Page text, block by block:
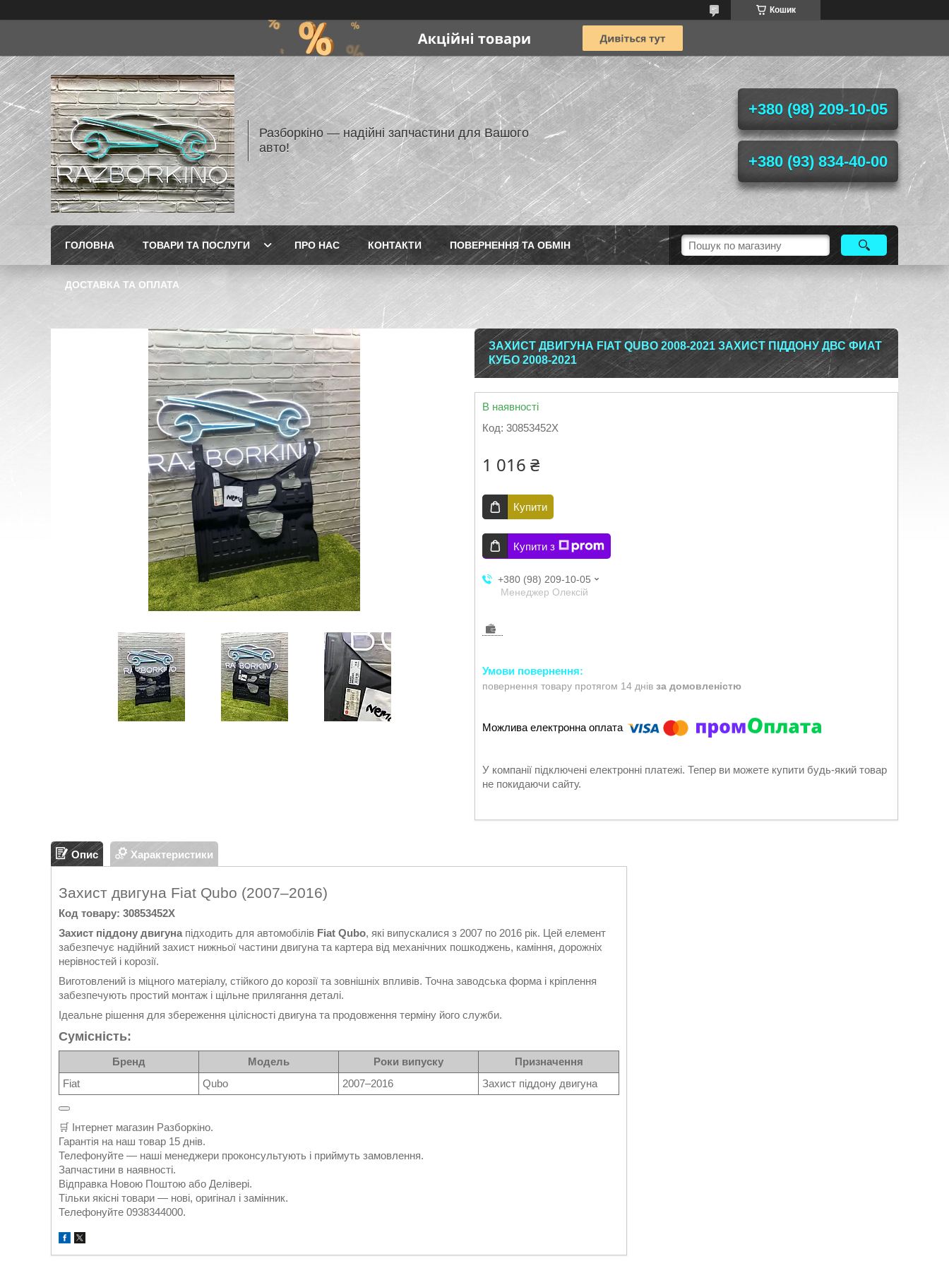
Кошик
Разборкіно — надійні запчастини для Вашого
авто!
+380 (98) 209-10-05
+380 (93) 834-40-00
ГОЛОВНА ТОВАРИ ТА ПОСЛУГИ ПРО НАС КОНТАКТИ ПОВЕРНЕННЯ ТА ОБМІН
ДОСТАВКА ТА ОПЛАТА
ЗАХИСТ ДВИГУНА FIAT QUBO 2008-2021 ЗАХИСТ ПІДДОНУ ДВС ФИАТ
КУБО 2008-2021
В наявності
Код: 30853452X
1 016 ₴
Купити
Купити з
+380 (98) 209-10-05
Менеджер Олексій
повернення товару протягом 14 днів за домовленістю
У компанії підключені електронні платежі. Тепер ви можете купити будь-який товар
не покидаючи сайту.
Опис Характеристики
Захист двигуна Fiat Qubo (2007–2016)
Код товару: 30853452X
Захист піддону двигуна підходить для автомобілів Fiat Qubo, які випускалися з 2007 по 2016 рік. Цей елемент
забезпечує надійний захист нижньої частини двигуна та картера від механічних пошкоджень, каміння, дорожніх
нерівностей і корозії.
Виготовлений із міцного матеріалу, стійкого до корозії та зовнішніх впливів. Точна заводська форма і кріплення
забезпечують простий монтаж і щільне прилягання деталі.
Ідеальне рішення для збереження цілісності двигуна та продовження терміну його служби.
Сумісність:
Бренд Модель Роки випуску
Призначення
Fiat
Qubo 2007–2016 Захист піддону двигуна
🛒 Інтернет магазин Разборкіно.
Гарантія на наш товар 15 днів.
Телефонуйте — наші менеджери проконсультують і приймуть замовлення.
Запчастини в наявності.
Відправка Новою Поштою або Делівері.
Тільки якісні товари — нові, оригінал і замінник.
Телефонуйте 0938344000.